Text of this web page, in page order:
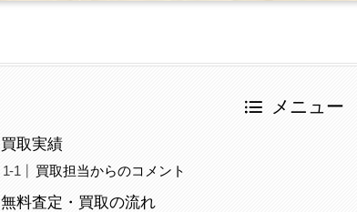
メニュー
買取実績
買取担当からのコメント
無料査定・買取の流れ